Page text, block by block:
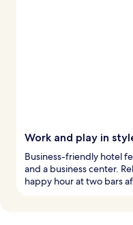
Work and play in
Business-friendly hotel
and a business center.
happy hour at two bars